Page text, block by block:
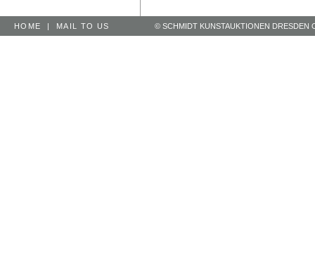
HOME | MAIL TO US © SCHMIDT KUNSTAUKTIONEN DRESDEN